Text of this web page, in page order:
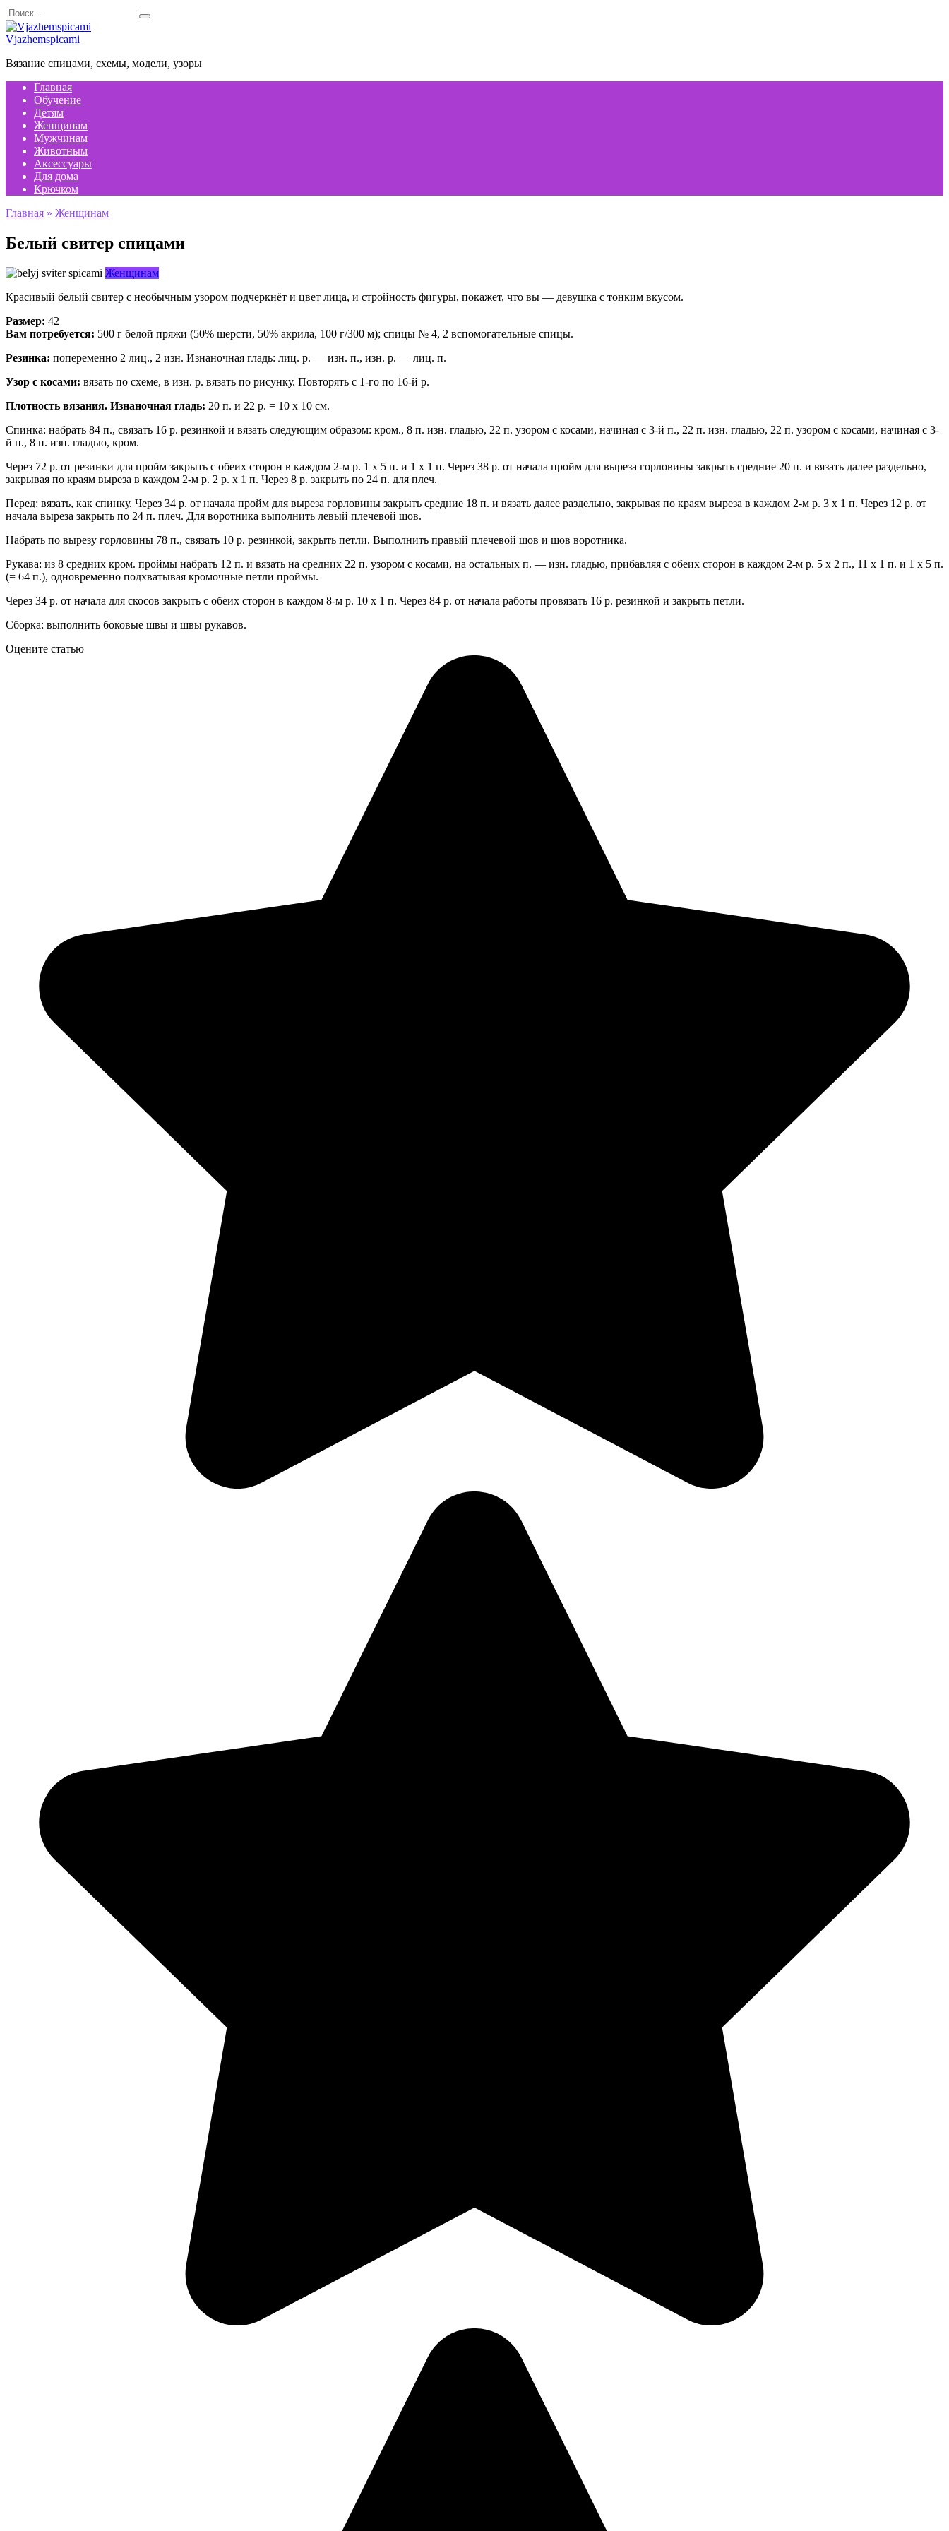
Перейти
к
содержанию
Search
for:
Vjazhemspicami
Вязание спицами, схемы, модели, узоры
Главная
Обучение
Детям
Женщинам
Мужчинам
Животным
Аксессуары
Для дома
Крючком
Главная » Женщинам
Белый свитер спицами
Женщинам
Красивый белый свитер с необычным узором подчеркнёт и цвет лица, и стройность фигуры, покажет, что вы — девушка с тонким вкусом.
Размер: 42
Вам потребуется: 500 г белой пряжи (50% шерсти, 50% акрила, 100 г/300 м); спицы № 4, 2 вспомогательные спицы.
Резинка: попеременно 2 лиц., 2 изн. Изнаночная гладь: лиц. р. — изн. п., изн. р. — лиц. п.
Узор с косами: вязать по схеме, в изн. р. вязать по рисунку. Повторять с 1-го по 16-й р.
Плотность вязания. Изнаночная гладь: 20 п. и 22 р. = 10 х 10 см.
Спинка: набрать 84 п., связать 16 р. резинкой и вязать следующим образом: кром., 8 п. изн. гладью, 22 п. узором с косами, начиная с 3-й п., 22 п. изн. гладью, 22 п. узором с косами, начиная с 3-
й п., 8 п. изн. гладью, кром.
Через 72 р. от резинки для пройм закрыть с обеих сторон в каждом 2-м р. 1 х 5 п. и 1 х 1 п. Через 38 р. от начала пройм для выреза горловины закрыть средние 20 п. и вязать далее раздельно,
закрывая по краям выреза в каждом 2-м р. 2 р. х 1 п. Через 8 р. закрыть по 24 п. для плеч.
Перед: вязать, как спинку. Через 34 р. от начала пройм для выреза горловины закрыть средние 18 п. и вязать далее раздельно, закрывая по краям выреза в каждом 2-м р. 3 х 1 п. Через 12 р. от
начала выреза закрыть по 24 п. плеч. Для воротника выполнить левый плечевой шов.
Набрать по вырезу горловины 78 п., связать 10 р. резинкой, закрыть петли. Выполнить правый плечевой шов и шов воротника.
Рукава: из 8 средних кром. проймы набрать 12 п. и вязать на средних 22 п. узором с косами, на остальных п. — изн. гладью, прибавляя с обеих сторон в каждом 2-м р. 5 х 2 п., 11 х 1 п. и 1 х 5 п.
(= 64 п.), одновременно подхватывая кромочные петли проймы.
Через 34 р. от начала для скосов закрыть с обеих сторон в каждом 8-м р. 10 х 1 п. Через 84 р. от начала работы провязать 16 р. резинкой и закрыть петли.
Сборка: выполнить боковые швы и швы рукавов.
Оцените статью